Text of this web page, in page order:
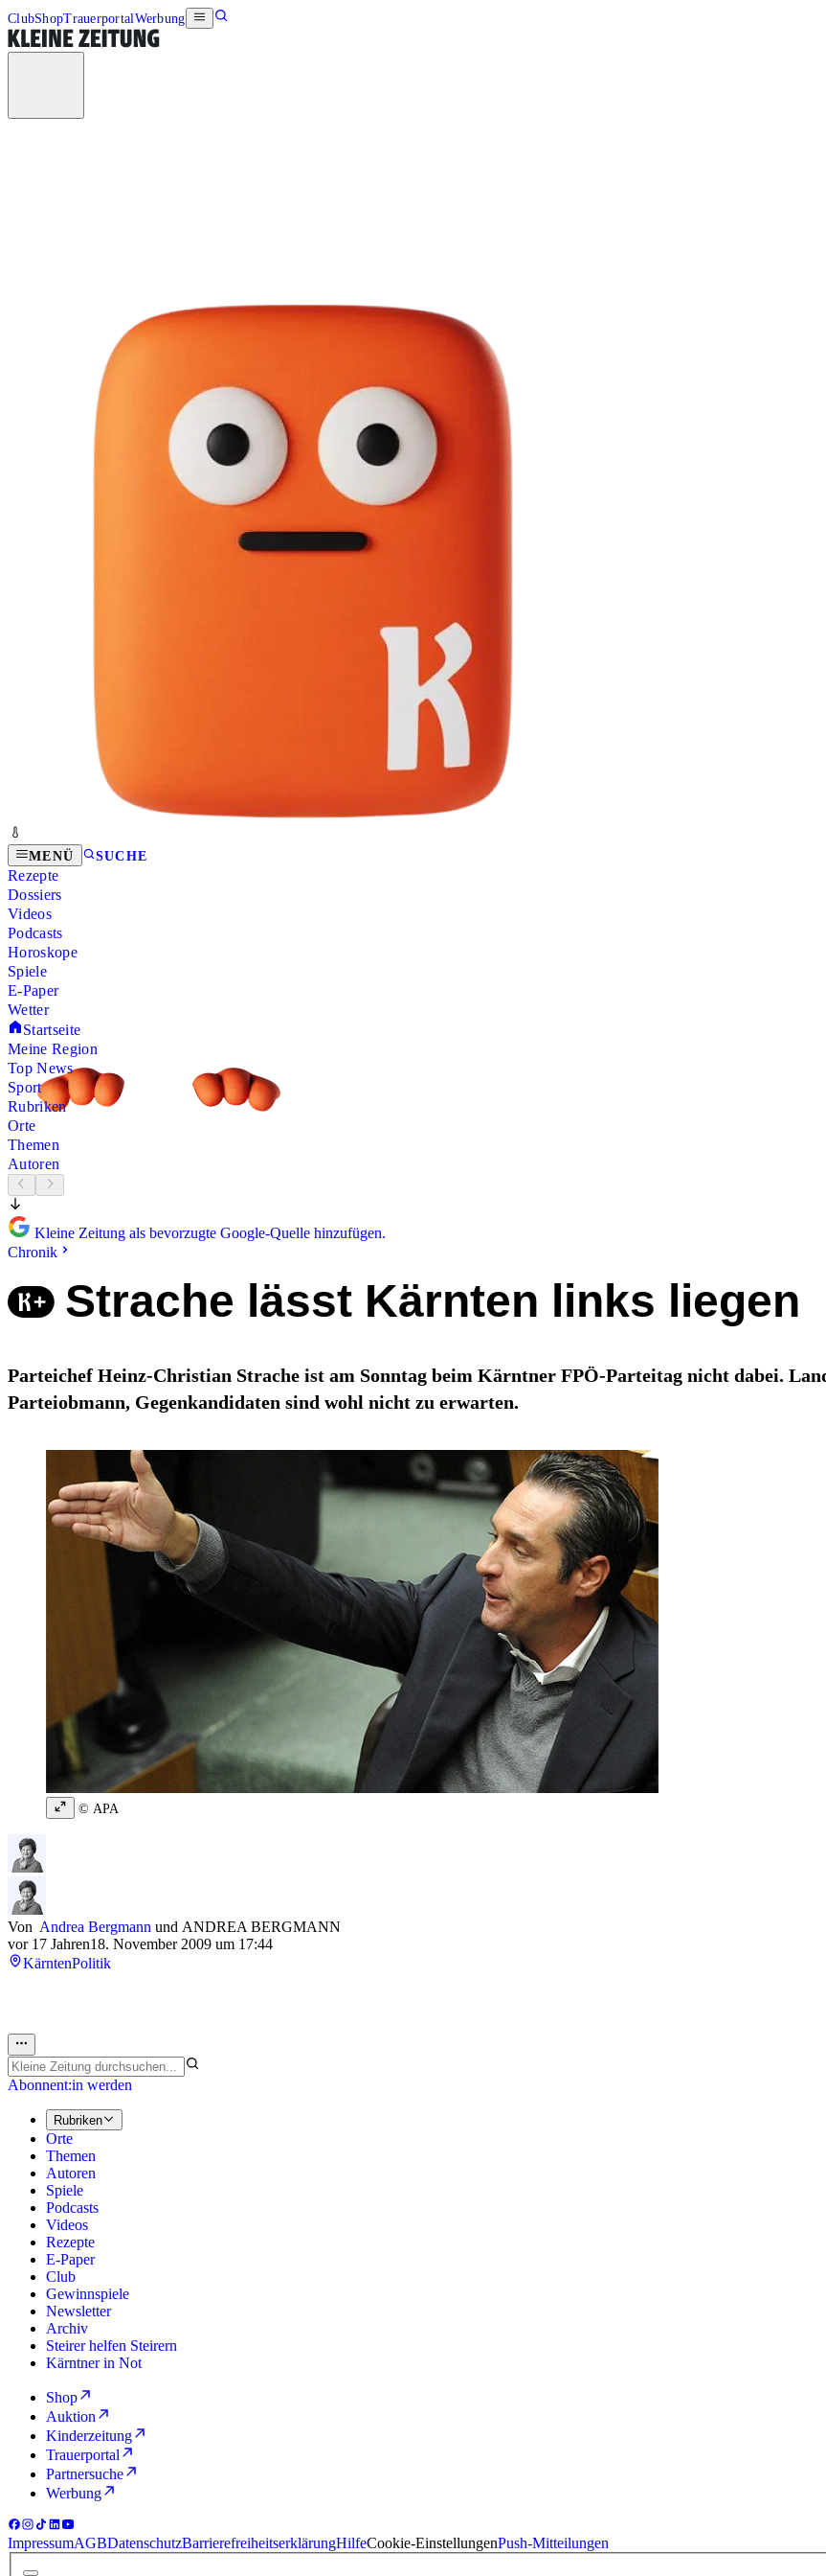
ClubShopTrauerportalWerbung
MENÜ SUCHE
Rezepte
Dossiers
Videos
Podcasts
Horoskope
Spiele
E-Paper
Wetter
Startseite
Meine Region
Top News
Sport
Rubriken
Orte
Themen
Autoren
Kleine Zeitung als bevorzugte Google-Quelle hinzufügen.
Chronik
Strache lässt Kärnten links liegen
Parteichef Heinz-Christian Strache ist am Sonntag beim Kärntner FPÖ-Parteitag nicht dabei.
Parteiobmann, Gegenkandidaten sind wohl nicht zu erwarten.
© APA
Von Andrea Bergmann und ANDREA BERGMANN
vor 17 Jahren18. November 2009 um 17:44
KärntenPolitik
Abonnent:in werden
Rubriken
Orte
Themen
Autoren
Spiele
Podcasts
Videos
Rezepte
E-Paper
Club
Gewinnspiele
Newsletter
Archiv
Steirer helfen Steirern
Kärntner in Not
Shop
Auktion
Kinderzeitung
Trauerportal
Partnersuche
Werbung
ImpressumAGBDatenschutzBarrierefreiheitserklärungHilfeCookie-EinstellungenPush-Mitteilungen